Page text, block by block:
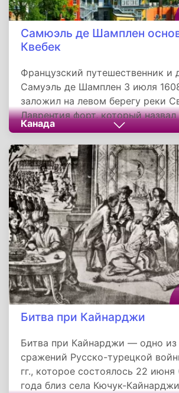
Самюэль де Шамплен
Квебек
Французский путешественник и
Самуэль де Шамплен 3 июля
заложил на левом берегу реки
Лаврентия форт, который
Обследуя земли на юго-востоке
Канады, он нашел давно
поселение племени ирокезов
Стадакона, которое оказалось
для создания постоянной
Канада
Битва при Кайнарджи
Битва при Кайнарджи — одно
сражений Русско-турецкой
гг., которое состоялось 22
года близ села Кючук-